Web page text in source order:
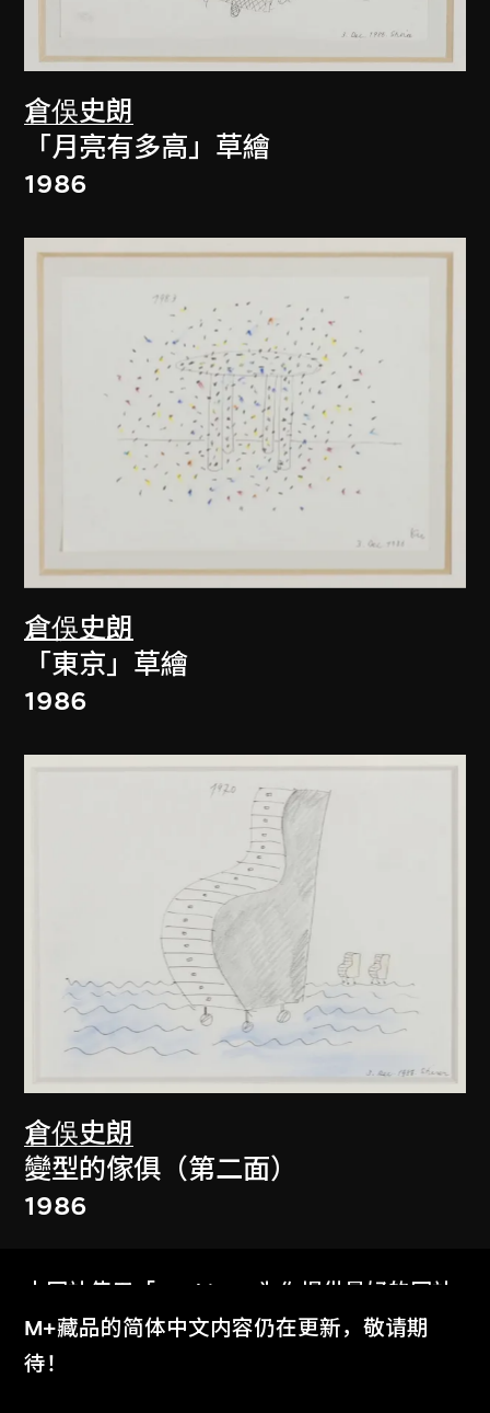
倉俁史朗
「月亮有多高」草繪
1986
倉俁史朗
「東京」草繪
1986
倉俁史朗
變型的傢俱（第二面）
1986
本网站使用「Cookies」为你提供最好的网站
体验。
了解更多
M+藏品的简体中文内容仍在更新，敬请期
待！